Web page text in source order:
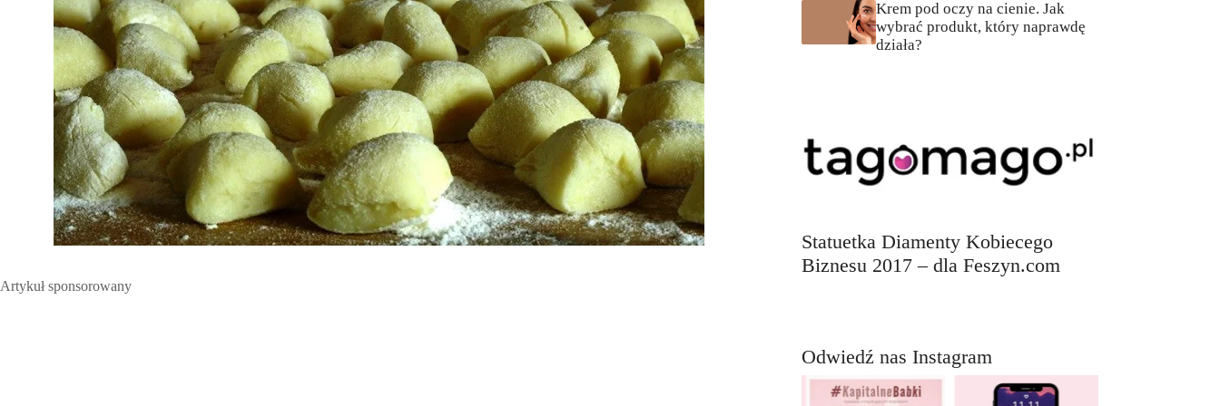
Artykuł sponsorowany
Krem pod oczy na cienie. Jak
wybrać produkt, który naprawdę
działa?
Statuetka Diamenty Kobiecego
Biznesu 2017 – dla Feszyn.com
Odwiedź nas Instagram